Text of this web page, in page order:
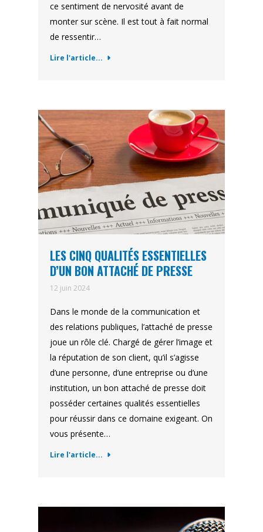
ce sentiment de nervosité avant de
monter sur scène. Il est tout à fait normal
de ressentir…
Lire l'article...
LES CINQ QUALITÉS ESSENTIELLES
D’UN BON ATTACHÉ DE PRESSE
12 juin 2024
Dans le monde de la communication et
des relations publiques, l’attaché de presse
joue un rôle clé. Chargé de gérer l’image et
la réputation de son client, qu’il s’agisse
d’une personne, d’une entreprise ou d’une
institution, un bon attaché de presse doit
posséder certaines qualités essentielles
pour réussir dans ce domaine exigeant. On
vous présente…
Lire l'article...